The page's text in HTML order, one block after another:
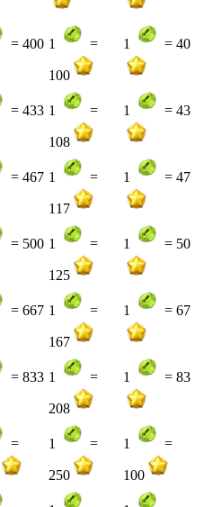
= 400 1 =
100
1 = 40
= 433 1 =
108
1 = 43
= 467 1 =
117
1 = 47
= 500 1 =
125
1 = 50
= 667 1 =
167
1 = 67
= 833 1 =
208
1 = 83
= 1 =
250
1 =
100